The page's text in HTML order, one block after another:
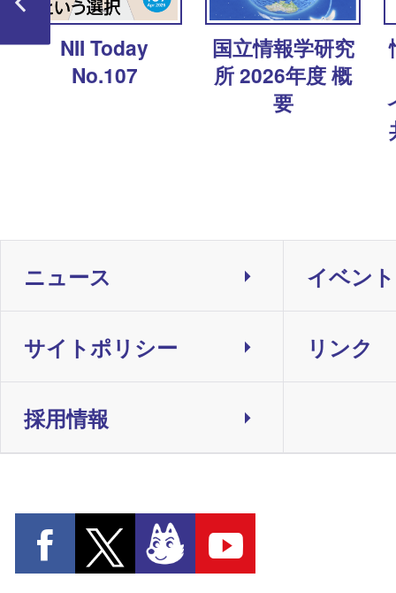
NII Today
No.107
国立情報学研究
所 2026年度 概
要
ニュース イベント
サイトポリシー リンク
採用情報